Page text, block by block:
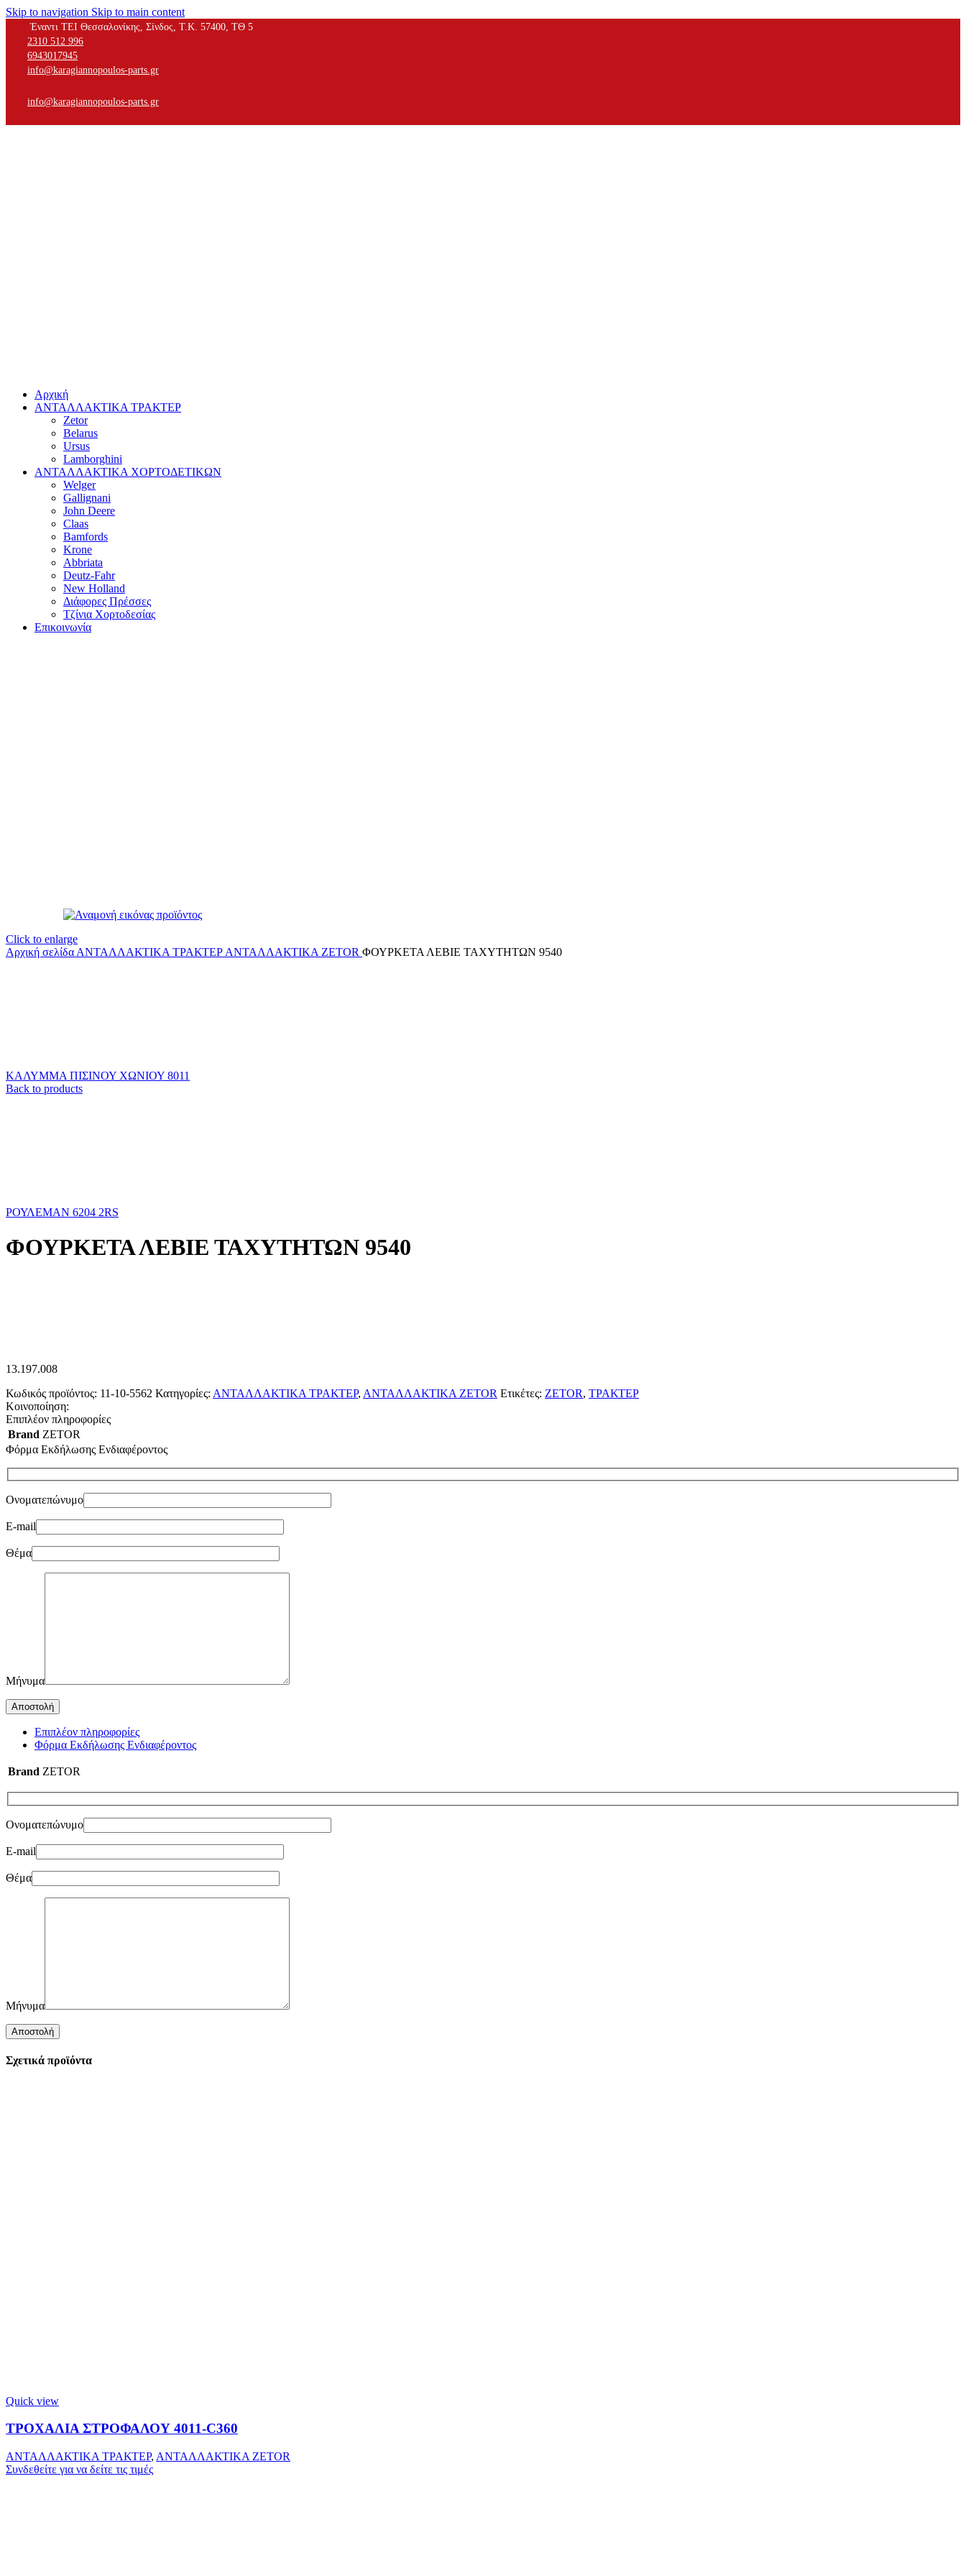
Skip to navigation Skip to main content
Έναντι ΤΕΙ Θεσσαλονίκης, Σίνδος, Τ.Κ. 57400, ΤΘ 5
2310 512 996
6943017945
info@karagiannopoulos-parts.gr
info@karagiannopoulos-parts.gr
Αρχική
ΑΝΤΑΛΛΑΚΤΙΚΑ ΤΡΑΚΤΕΡ
Zetor
Belarus
Ursus
Lamborghini
ΑΝΤΑΛΛΑΚΤΙΚΑ ΧΟΡΤΟΔΕΤΙΚΩΝ
Welger
Gallignani
John Deere
Claas
Bamfords
Krone
Abbriata
Deutz-Fahr
New Holland
Διάφορες Πρέσσες
Τζίνια Χορτοδεσίας
Επικοινωνία
Click to enlarge
Αρχική σελίδα ΑΝΤΑΛΛΑΚΤΙΚΑ ΤΡΑΚΤΕΡ ΑΝΤΑΛΛΑΚΤΙΚΑ ZETOR ΦΟΥΡΚΕΤΑ ΛΕΒΙΕ ΤΑΧΥΤΗΤΩΝ 9540
ΚΑΛΥΜΜΑ ΠΙΣΙΝΟΥ ΧΩΝΙΟΥ 8011
Back to products
ΡΟΥΛΕΜΑΝ 6204 2RS
ΦΟΥΡΚΕΤΑ ΛΕΒΙΕ ΤΑΧΥΤΗΤΩΝ 9540
13.197.008
Κωδικός προϊόντος: 11-10-5562 Κατηγορίες: ΑΝΤΑΛΛΑΚΤΙΚΑ ΤΡΑΚΤΕΡ, ΑΝΤΑΛΛΑΚΤΙΚΑ ZETOR Ετικέτες: ZETOR, ΤΡΑΚΤΕΡ
Κοινοποίηση:
Επιπλέον πληροφορίες
Brand ZETOR
Φόρμα Εκδήλωσης Ενδιαφέροντος
Ονοματεπώνυμο
E-mail
Θέμα
Μήνυμα
Επιπλέον πληροφορίες
Φόρμα Εκδήλωσης Ενδιαφέροντος
Brand ZETOR
Ονοματεπώνυμο
E-mail
Θέμα
Μήνυμα
Σχετικά προϊόντα
Quick view
ΤΡΟΧΑΛΙΑ ΣΤΡΟΦΑΛΟΥ 4011-C360
ΑΝΤΑΛΛΑΚΤΙΚΑ ΤΡΑΚΤΕΡ, ΑΝΤΑΛΛΑΚΤΙΚΑ ZETOR
Συνδεθείτε για να δείτε τις τιμές